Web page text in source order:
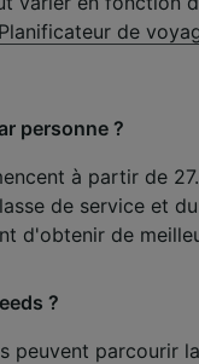
Planificateur de
personne ?
à partir de
de service et
d'obtenir de
?
peuvent parcourir
de